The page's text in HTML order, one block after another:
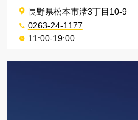
長野県松本市渚3丁目10-9
0263-24-1177
11:00-19:00